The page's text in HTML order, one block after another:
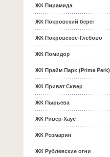
ЖК Пирамида
ЖК Покровский берег
ЖК Покровское-Глебово
ЖК Помидор
ЖК Прайм Парк (Prime Park)
ЖК Приват Сквер
ЖК Пырьева
ЖК Ривер-Хаус
ЖК Розмарин
ЖК Рублевские огни